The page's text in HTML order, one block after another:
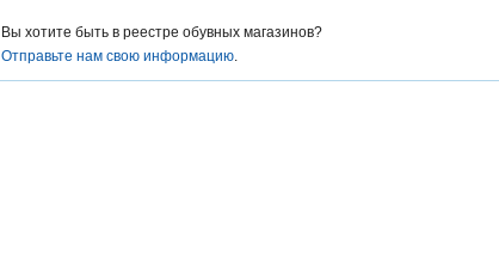
Вы хотите быть в реестре обувных магазинов?
Отправьте нам свою информацию.